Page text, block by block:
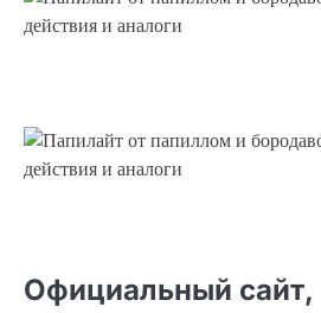
Официальный сайт,